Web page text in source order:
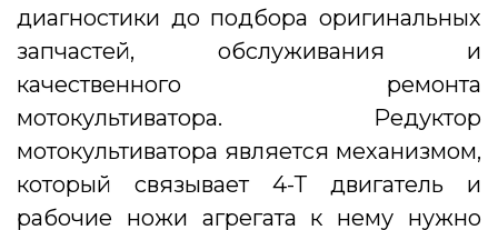
диагностики до подбора оригинальных
запчастей, обслуживания и
качественного ремонта
мотокультиватора. Редуктор
мотокультиватора является механизмом,
который связывает 4-Т двигатель и
рабочие ножи агрегата к нему нужно